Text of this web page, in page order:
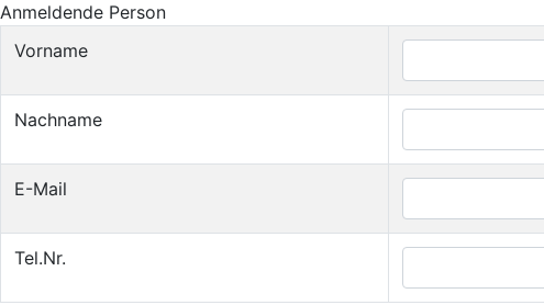
Anmeldende Person
Vorname
Nachname
E-Mail
Tel.Nr.